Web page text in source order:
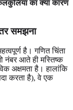
का क्या कारण
समझना
है। गणित चिंता
नंबर आते ही मस्तिष्क
अक्षमता है। हालांकि
करता है), वे एक